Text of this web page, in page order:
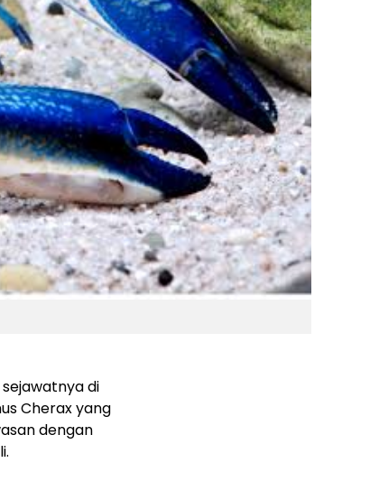
di
Cheraxyang
dengan